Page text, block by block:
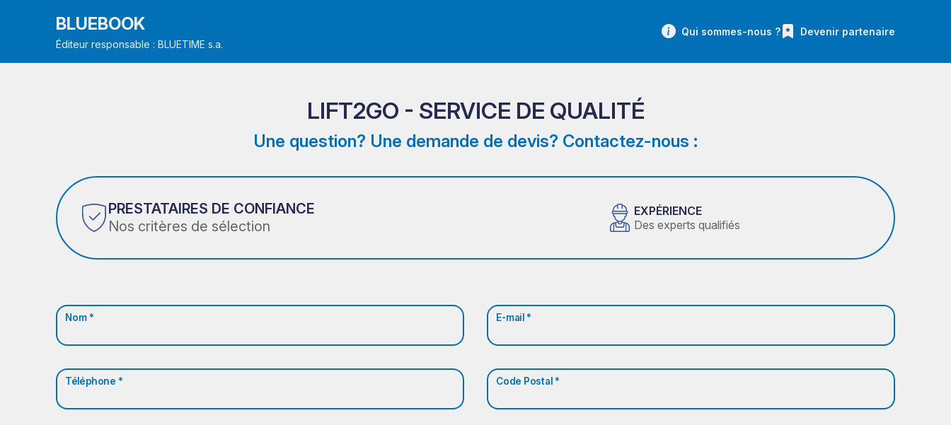
BLUEBOOK
Éditeur responsable : BLUETIME s.a.
Qui sommes-nous ? Devenir partenaire
LIFT2GO - SERVICE DE QUALITÉ
Une question? Une demande de devis? Contactez-nous :
PRESTATAIRES DE CONFIANCE
Nos critères de sélection
EXPÉRIENCE
Des experts qualifiés
Nom * E-mail *
Téléphone * Code Postal *